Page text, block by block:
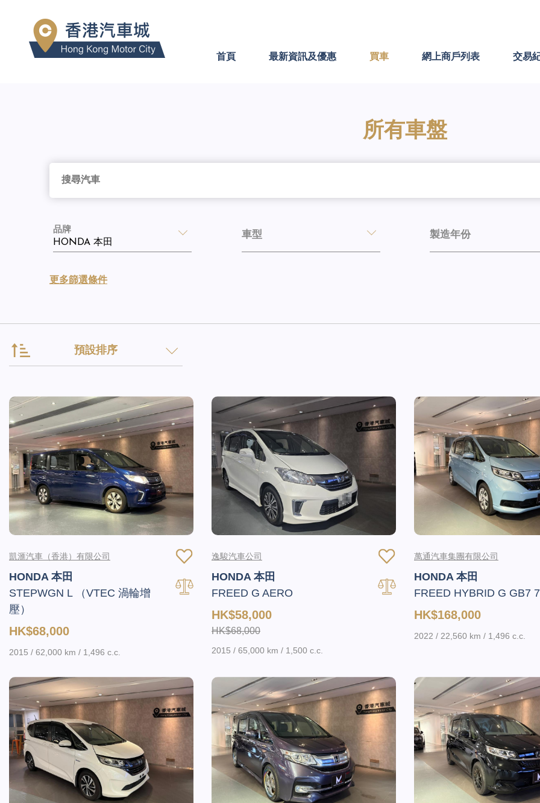
首頁 最新資訊及優惠 買車 網上商戶列表 交易
所有車盤
品牌
HONDA 本田
車型 製造年份
更多篩選條件
預設排序
凱滙汽車（香港）有限公司
HONDA 本田
STEPWGN L （VTEC 渦輪增
壓）
HK$68,000
2015 / 62,000 km / 1,496 c.c.
逸駿汽車公司
HONDA 本田
FREED G AERO
HK$58,000
HK$68,000
2015 / 65,000 km / 1,500 c.c.
萬通汽車集團有限公司
HONDA 本田
FREED HYBRID G GB7
HK$168,000
2022 / 22,560 km / 1,496 c.c.